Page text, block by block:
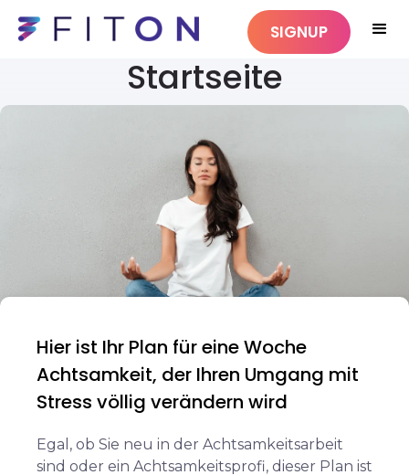
SIGNUP
Startseite
Hier ist Ihr Plan für eine Woche
Achtsamkeit, der Ihren Umgang mit
Stress völlig verändern wird
Egal, ob Sie neu in der Achtsamkeitsarbeit
sind oder ein Achtsamkeitsprofi, dieser Plan ist